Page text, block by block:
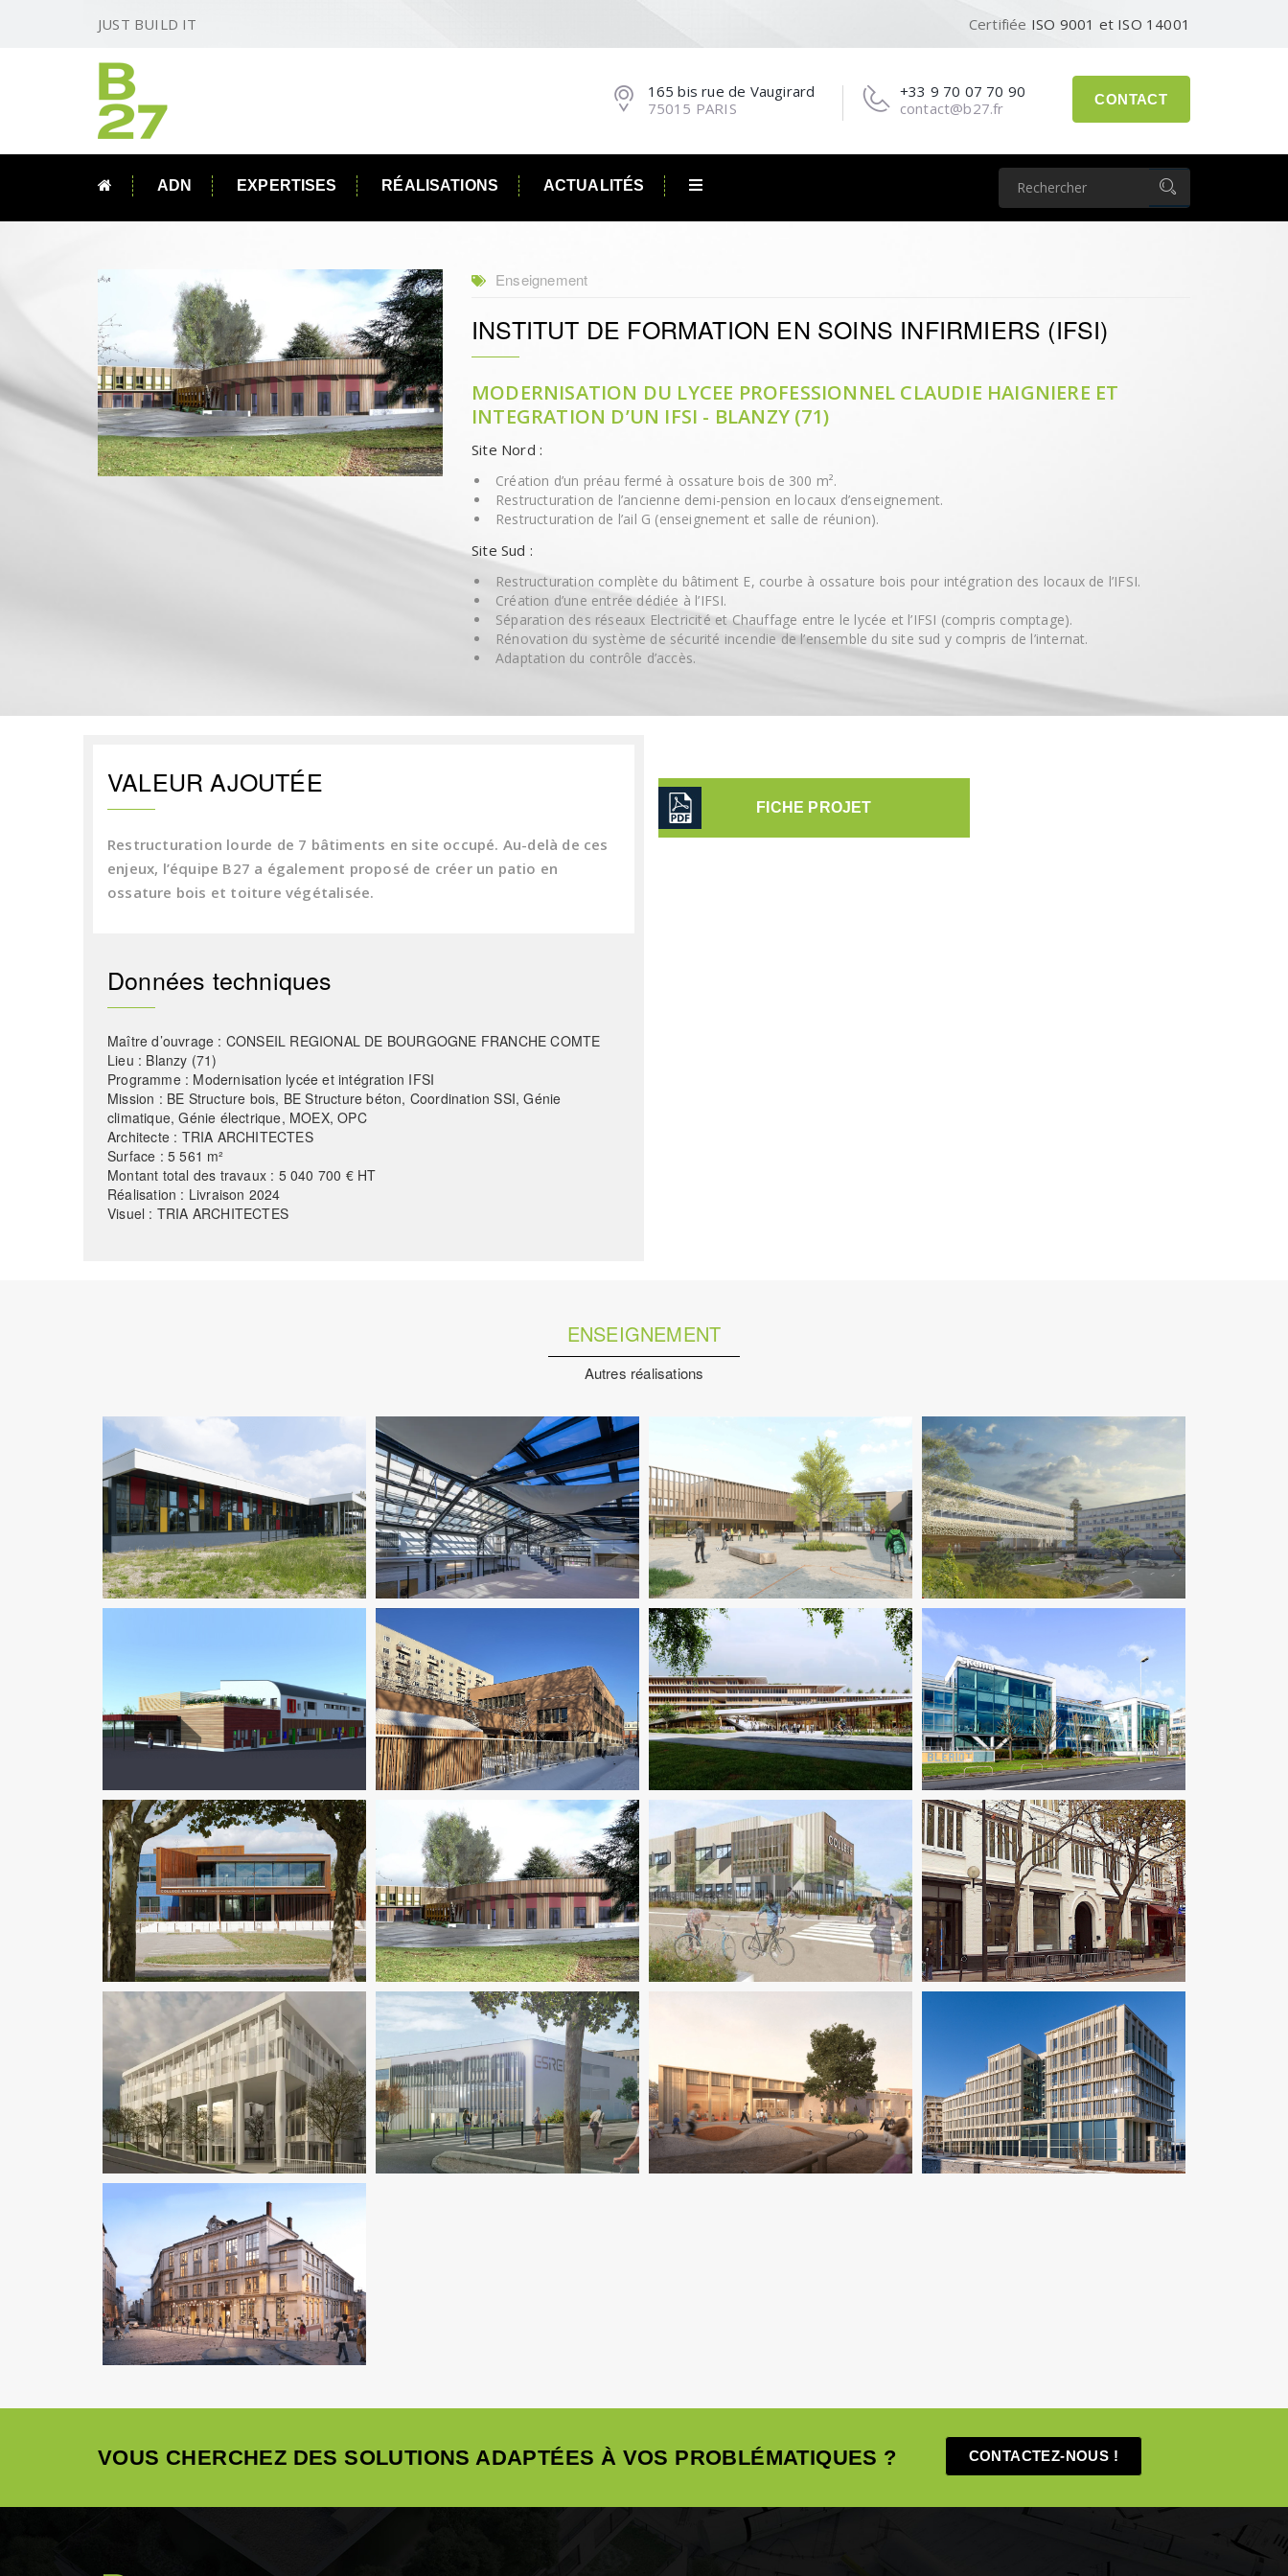
JUST BUILD IT Certifiée ISO 9001 et ISO 14001
CONTACT
+33 9 70 07 70 90
contact@b27.fr
165 bis rue de Vaugirard
75015 PARIS
ADN EXPERTISES RÉALISATIONS ACTUALITÉS
Enseignement
INSTITUT DE FORMATION EN SOINS INFIRMIERS (IFSI)
MODERNISATION DU LYCEE PROFESSIONNEL CLAUDIE HAIGNIERE ET
INTEGRATION D’UN IFSI - BLANZY (71)
Site Nord :
Création d’un préau fermé à ossature bois de 300 m².
Restructuration de l’ancienne demi-pension en locaux d’enseignement.
Restructuration de l’ail G (enseignement et salle de réunion).
Site Sud :
Restructuration complète du bâtiment E, courbe à ossature bois pour intégration des locaux de l’IFSI.
Création d’une entrée dédiée à l’IFSI.
Séparation des réseaux Electricité et Chauffage entre le lycée et l’IFSI (compris comptage).
Rénovation du système de sécurité incendie de l’ensemble du site sud y compris de l’internat.
Adaptation du contrôle d’accès.
VALEUR AJOUTÉE
Restructuration lourde de 7 bâtiments en site occupé. Au-delà de ces
enjeux, l’équipe B27 a également proposé de créer un patio en
ossature bois et toiture végétalisée.
Données techniques
Maître d’ouvrage : CONSEIL REGIONAL DE BOURGOGNE FRANCHE COMTE
Lieu : Blanzy (71)
Programme : Modernisation lycée et intégration IFSI
Mission : BE Structure bois, BE Structure béton, Coordination SSI, Génie
climatique, Génie électrique, MOEX, OPC
Architecte : TRIA ARCHITECTES
Surface : 5 561 m²
Montant total des travaux : 5 040 700 € HT
Réalisation : Livraison 2024
Visuel : TRIA ARCHITECTES
FICHE PROJET
ENSEIGNEMENT
Autres réalisations
Économie De La Construction
Enseignement Fluides Structure
Thermique
Enseignement Fluides Enseignement Structure
Enseignement Ingenierie TCE
Pilotage D'opération / MOEX
Thermique
Enseignement Ingenierie TCE
Pilotage D'opération / MOEX
Enseignement
Enseignement Fluides Sûreté
Sécurité VRD
Enseignement Fluides Structure
Thermique
BIM / CIM / TIM Enseignement
Ingenierie TCE Thermique
Enseignement Fluides Pilotage
D'opération / MOEX Structure Enseignement Structure Enseignement Fluides Thermique
Enseignement Structure
BIM / CIM / TIM Enseignement
Ingenierie TCE Pilotage D'opération /
MOEX
Enseignement Ingenierie TCE
Pilotage D'opération / MOEX
Enseignement Pilotage D'opération /
MOEX
Économie De La Construction
Enseignement Structure
VOUS CHERCHEZ DES SOLUTIONS ADAPTÉES À VOS PROBLÉMATIQUES ? CONTACTEZ-NOUS !